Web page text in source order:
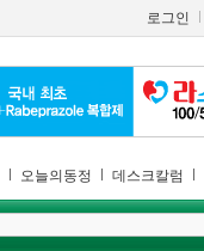
로그인
오늘의동정 데스크칼럼